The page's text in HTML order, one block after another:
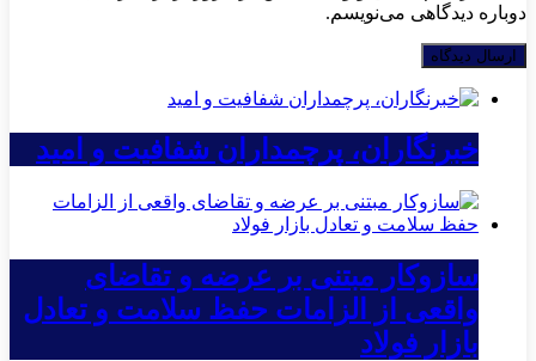
دوباره دیدگاهی می‌نویسم.
خبرنگاران، پرچمداران شفافیت و امید
سازوکار مبتنی بر عرضه و تقاضای
واقعی از الزامات حفظ سلامت و تعادل
بازار فولاد